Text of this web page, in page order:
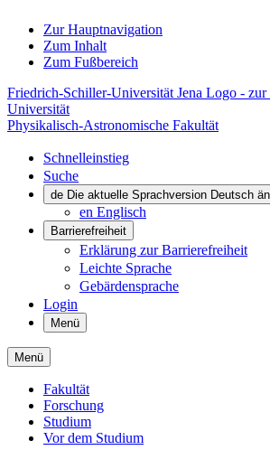
Zur Hauptnavigation
Zum Inhalt
Zum Fußbereich
Friedrich-Schiller-Universität Jena Logo - zur
Universität
Physikalisch-Astronomische Fakultät
Schnelleinstieg
Suche
de Die aktuelle Sprachversion Deutsch
en Englisch
Barrierefreiheit
Erklärung zur Barrierefreiheit
Leichte Sprache
Gebärdensprache
Login
Menü
Menü
Fakultät
Forschung
Studium
Vor dem Studium